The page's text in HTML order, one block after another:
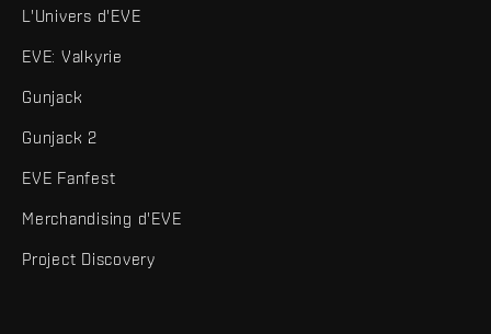
L'Univers d'EVE
EVE: Valkyrie
Gunjack
Gunjack 2
EVE Fanfest
Merchandising d'EVE
Project Discovery